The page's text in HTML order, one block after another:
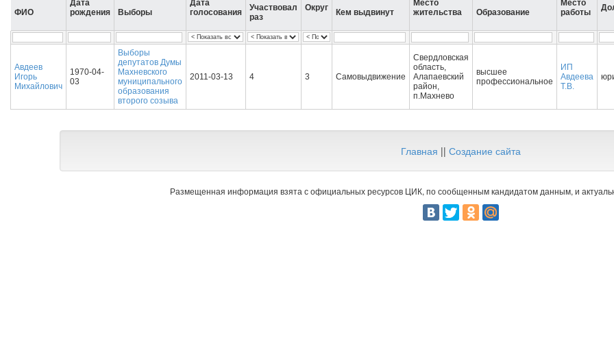
ФИО
Дата
рождения
Выборы
Дата
голосования
Участвовал
раз
Округ Кем выдвинут
Место
жительства
Образование
Место
работы
Авдеев
Игорь
Михайлович
1970-04-
03
Выборы
депутатов Думы
Махневского
муниципального
образования
второго созыва
2011-03-13 4 3 Самовыдвижение
Свердловская
область,
Алапаевский
район,
п.Махнево
высшее
профессиональное
ИП
Авдеева
Т.В.
Главная || Создание сайта
Размещенная информация взята с официальных ресурсов ЦИК, по сообщенным кандидатом данным, и